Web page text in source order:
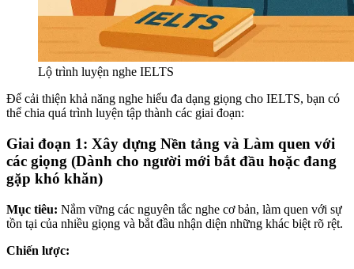
Lộ trình luyện nghe IELTS
Để cải thiện khả năng nghe hiểu đa dạng giọng cho IELTS, bạn có
thể chia quá trình luyện tập thành các giai đoạn:
Giai đoạn 1: Xây dựng Nền tảng và Làm quen với
các giọng (Dành cho người mới bắt đầu hoặc đang
gặp khó khăn)
Mục tiêu: Nắm vững các nguyên tắc nghe cơ bản, làm quen với sự
tồn tại của nhiều giọng và bắt đầu nhận diện những khác biệt rõ rệt.
Chiến lược: